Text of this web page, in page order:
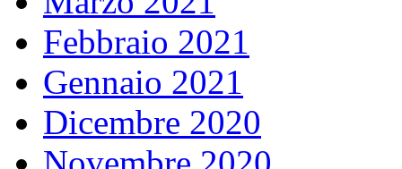
Febbraio 2021
Gennaio 2021
Dicembre 2020